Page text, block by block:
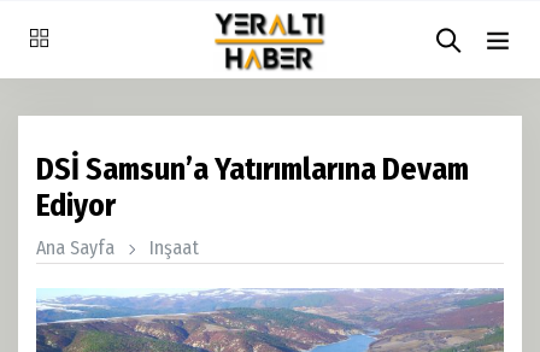
DSİ Samsun’a Yatırımlarına Devam
Ediyor
Ana Sayfa Inşaat